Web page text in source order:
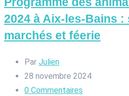
2024 à Aix-les-Bains :
marchés et féerie
Par Julien
28 novembre 2024
0 Commentaires